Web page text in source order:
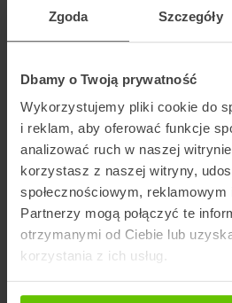
Zgoda Szczegóły
Dbamy o Twoją prywatność
Wykorzystujemy pliki cookie do
i reklam, aby oferować funkcje
analizować ruch w naszej
korzystasz z naszej witryny,
społecznościowym,
Partnerzy mogą połączyć te
otrzymanymi od Ciebie lub
korzystania z ich usług.
11 ZŁ – TYLE WYNIÓSŁ
PRZYPADAJĄCY NA
KURIERSKĄ W POLSCE
2 LATA TEMU